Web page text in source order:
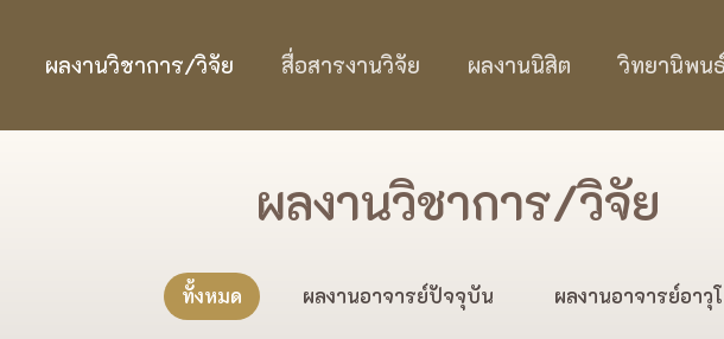
ผลงานวิชาการ/วิจัย สื่อสารงานวิจัย ผลงานนิสิต วิทยานิพน
ผลงานวิชาการ/วิจัย
ทั้งหมด ผลงานอาจารย์ปัจจุบัน ผลงานอาจารย์อาวุ